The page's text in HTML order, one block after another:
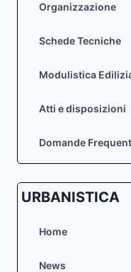
Organizzazione
Schede Tecniche
Modulistica
Atti e disposizioni
Domande
URBANISTICA
Home
News